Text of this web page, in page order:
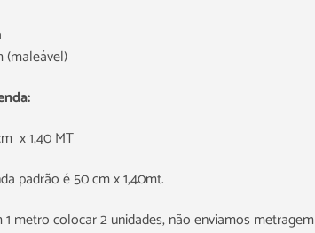
(maleável)
x 1,40 MT
padrão é 50 cm x 1,40mt.
metro colocar 2 unidades, não enviamos